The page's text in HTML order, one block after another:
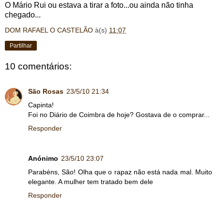
O Mário Rui ou estava a tirar a foto...ou ainda não tinha
chegado...
DOM RAFAEL O CASTELÃO à(s) 11:07
Partilhar
10 comentários:
São Rosas 23/5/10 21:34
Capinta!
Foi no Diário de Coimbra de hoje? Gostava de o comprar...
Responder
Anónimo 23/5/10 23:07
Parabéns, São! Olha que o rapaz não está nada mal. Muito
elegante. A mulher tem tratado bem dele
Responder